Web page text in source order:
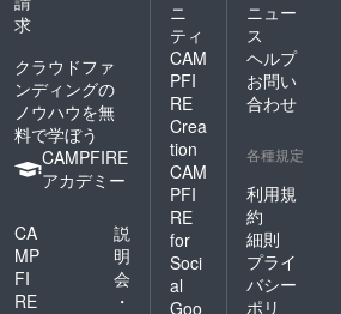
「宇宙
の四
季」を
旅しま
しょう
B6／
224P予
定） ・
AEAJア
ロマ検
定対応
・講座
するク
ラフト
材料一
式（事
前にお
届け）
求
クラウドファ
ンディングの
ノウハウを無
料で学ぼう
CAMPFIRE
アカデミー
CA
MP
FI
RE
説
明
会
・
ニ
ティ
CAM
PFI
RE
Crea
tion
CAM
PFI
RE
for
Soci
al
Goo
ニュー
ス
ヘルプ
お問い
合わせ
各種規定
利用規
約
細則
プライ
バシー
ポリ